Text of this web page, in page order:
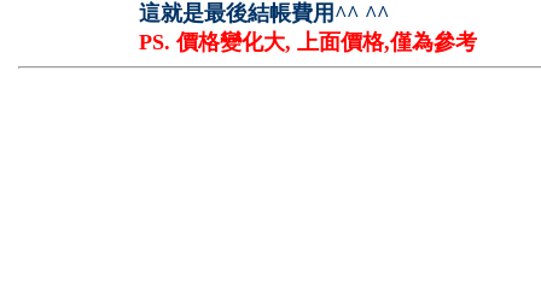
這就是最後結帳費用^^ ^^
PS. 價格變化大, 上面價格,僅為參考